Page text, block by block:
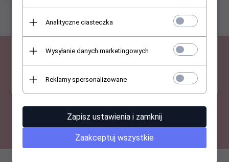
PRODUKTY
SUBSKRYPCJA
-- wpisz adres e-mail --
Analityczne ciasteczka
Wysyłanie danych marketingowych
Reklamy spersonalizowane
Zapisz ustawienia i zamknij
Zaakceptuj wszystkie